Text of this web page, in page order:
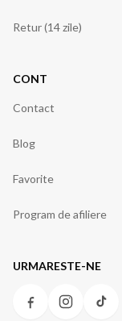
Retur (14 zile)
CONT
Contact
Blog
Favorite
Program de afiliere
URMARESTE-NE